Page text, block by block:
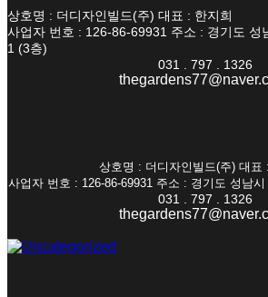
상호명 : 더디자인빌드(주) 대표 : 한지희
사업자 번호 : 126-86-69931 주소 : 경기도 성
1 (3층)
031 . 797 . 1326
상호명 : 더디자인빌드(주) 대표
사업자 번호 : 126-86-69931 주소 : 경기도 성남
031 . 797 . 1326